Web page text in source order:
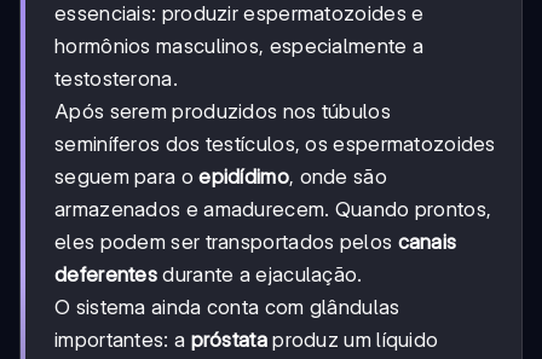
essenciais: produzir espermatozoides e
hormônios masculinos, especialmente a
testosterona.
Após serem produzidos nos túbulos
seminíferos dos testículos, os espermatozoides
seguem para oepidídimo, onde são
armazenados e amadurecem. Quando prontos,
eles podem ser transportados pelos canais
deferentes durante a ejaculação.
O sistema ainda conta com glândulas
importantes: a próstataproduz um líquido